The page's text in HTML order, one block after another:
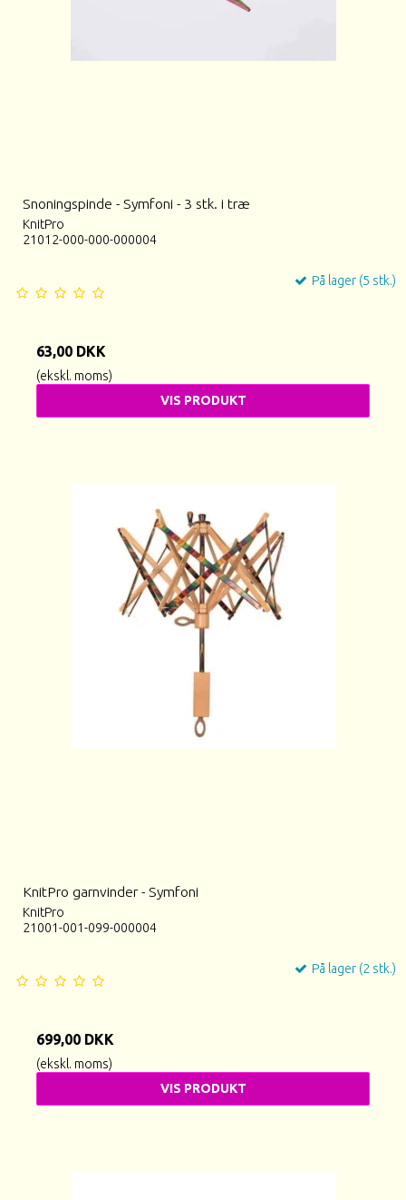
Snoningspinde - Symfoni - 3 stk. i træ
KnitPro
21012-000-000-000004
På lager (5 stk.)
63,00 DKK
(ekskl. moms)
VIS PRODUKT
KnitPro garnvinder - Symfoni
KnitPro
21001-001-099-000004
På lager (2 stk.)
699,00 DKK
(ekskl. moms)
VIS PRODUKT